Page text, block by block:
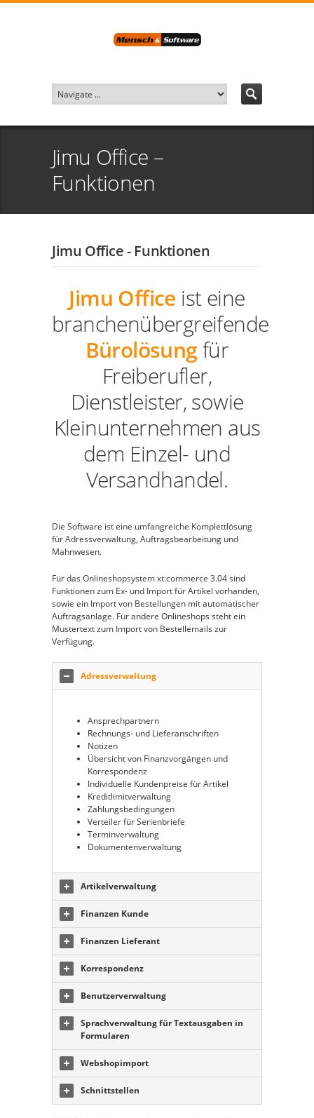
Jimu Office –
Funktionen
Jimu Office - Funktionen
Jimu Office ist eine
branchenübergreifende
Bürolösungfür
Freiberufler,
Dienstleister, sowie
Kleinunternehmen aus
dem Einzel- und
Versandhandel.
Die Software ist eine umfangreiche Komplettlösung
für Adressverwaltung, Auftragsbearbeitung und
Mahnwesen.
Für das Onlineshopsystem xt:commerce 3.04 sind
Funktionen zum Ex- und Import für Artikel vorhanden,
sowie ein Import von Bestellungen mit automatischer
Auftragsanlage. Für andere Onlineshops steht ein
Mustertext zum Import von Bestellemails zur
Verfügung.
Adressverwaltung
Ansprechpartnern
Rechnungs- und Lieferanschriften
Notizen
Übersicht von Finanzvorgängen und
Korrespondenz
Individuelle Kundenpreise für Artikel
Kreditlimitverwaltung
Zahlungsbedingungen
Verteiler für Serienbriefe
Terminverwaltung
Dokumentenverwaltung
Artikelverwaltung
Finanzen Kunde
Finanzen Lieferant
Korrespondenz
Benutzerverwaltung
Sprachverwaltung für Textausgaben in
Formularen
Webshopimport
Schnittstellen